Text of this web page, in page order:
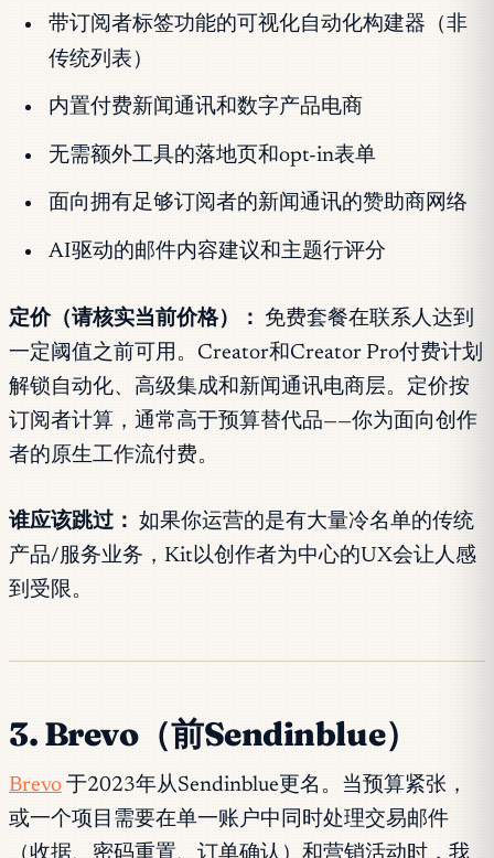
带订阅者标签功能的可视化自动化构建器（非
传统列表）
内置付费新闻通讯和数字产品电商
无需额外工具的落地页和opt-in表单
面向拥有足够订阅者的新闻通讯的赞助商网络
AI驱动的邮件内容建议和主题行评分
定价（请核实当前价格）： 免费套餐在联系人达到
一定阈值之前可用。Creator和Creator Pro付费计划
解锁自动化、高级集成和新闻通讯电商层。定价按
订阅者计算，通常高于预算替代品——你为面向创作
者的原生工作流付费。
谁应该跳过： 如果你运营的是有大量冷名单的传统
产品/服务业务，Kit以创作者为中心的UX会让人感
到受限。
3. Brevo（前Sendinblue）
Brevo 于2023年从Sendinblue更名。当预算紧张，
或一个项目需要在单一账户中同时处理交易邮件